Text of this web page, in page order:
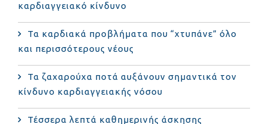
καρδιαγγειακό κίνδυνο
Τα καρδιακά προβλήματα που “χτυπάνε” όλο
και περισσότερους νέους
Τα ζαχαρούχα ποτά αυξάνουν σημαντικά τον
κίνδυνο καρδιαγγειακής νόσου
Τέσσερα λεπτά καθημερινής άσκησης